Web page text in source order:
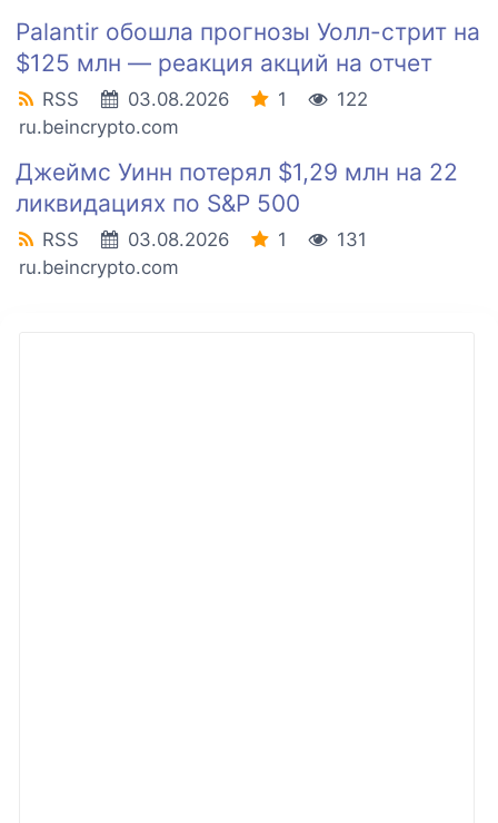
Palantir обошла прогнозы Уолл-стрит на
$125 млн — реакция акций на отчет
RSS 03.08.2026 1
122
ru.beincrypto.com
Джеймс Уинн потерял $1,29 млн на 22
ликвидациях по S&P 500
RSS 03.08.2026 1
131
ru.beincrypto.com